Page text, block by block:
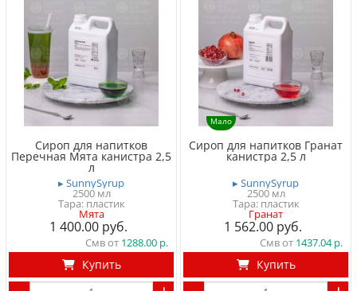
Сироп для напитков
Перечная Мята канистра 2,5
л
▸ SunnySyrup
2500 мл
Тара: пластик
Мята
1 400.00
Смв от 1288.00
Купить
Мало
Сироп для напитков Гранат
канистра 2,5 л
▸ SunnySyrup
2500 мл
Тара: пластик
Гранат
1 562.00
Смв от 1437.04
Купить